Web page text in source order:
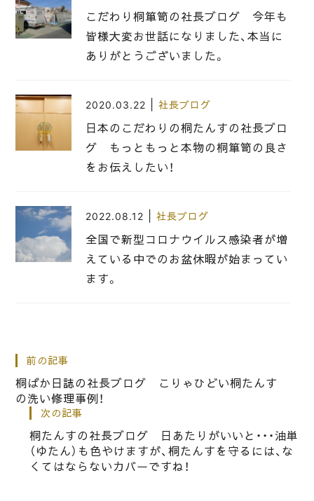
こだわり桐箪笥の社長ブログ 今年も
皆様大変お世話になりました、本当に
ありがとうございました。
2020.03.22 社長ブログ
日本のこだわりの桐たんすの社長ブロ
グ もっともっと本物の桐箪笥の良さ
をお伝えしたい！
2022.08.12 社長ブログ
全国で新型コロナウイルス感染者が増
えている中でのお盆休暇が始まってい
ます。
さすが名古屋からお越しになられたお
客様から金しゃちのお菓子をいただき
前の記事
桐ばか日誌の社長ブログ こりゃひどい桐たんす
の洗い修理事例！
次の記事
桐たんすの社長ブログ 日あたりがいいと・・・油単
（ゆたん）も色やけますが、桐たんすを守るには、な
くてはならないカバーですね！